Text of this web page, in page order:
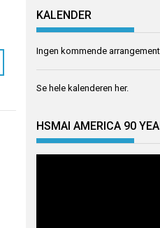
KALENDER
Ingen kommende arrangement
Se hele kalenderen her.
HSMAI AMERICA 90